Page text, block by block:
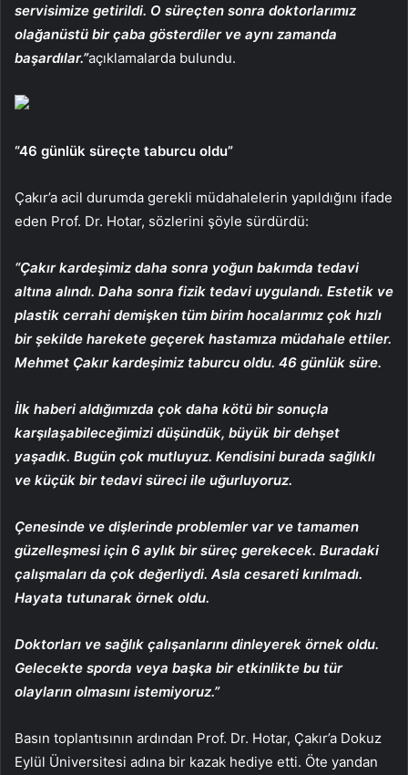
servisimize getirildi. O süreçten sonra doktorlarımız
olağanüstü bir çaba gösterdiler ve aynı zamanda
başardılar.”açıklamalarda bulundu.
“46 günlük süreçte taburcu oldu”
Çakır’a acil durumda gerekli müdahalelerin yapıldığını ifade
eden Prof. Dr. Hotar, sözlerini şöyle sürdürdü:
“Çakır kardeşimiz daha sonra yoğun bakımda tedavi
altına alındı. Daha sonra fizik tedavi uygulandı. Estetik ve
plastik cerrahi demişken tüm birim hocalarımız çok hızlı
bir şekilde harekete geçerek hastamıza müdahale ettiler.
Mehmet Çakır kardeşimiz taburcu oldu. 46 günlük süre.
İlk haberi aldığımızda çok daha kötü bir sonuçla
karşılaşabileceğimizi düşündük, büyük bir dehşet
yaşadık. Bugün çok mutluyuz. Kendisini burada sağlıklı
ve küçük bir tedavi süreci ile uğurluyoruz.
Çenesinde ve dişlerinde problemler var ve tamamen
güzelleşmesi için 6 aylık bir süreç gerekecek. Buradaki
çalışmaları da çok değerliydi. Asla cesareti kırılmadı.
Hayata tutunarak örnek oldu.
Doktorları ve sağlık çalışanlarını dinleyerek örnek oldu.
Gelecekte sporda veya başka bir etkinlikte bu tür
olayların olmasını istemiyoruz.”
Basın toplantısının ardından Prof. Dr. Hotar, Çakır’a Dokuz
Eylül Üniversitesi adına bir kazak hediye etti. Öte yandan